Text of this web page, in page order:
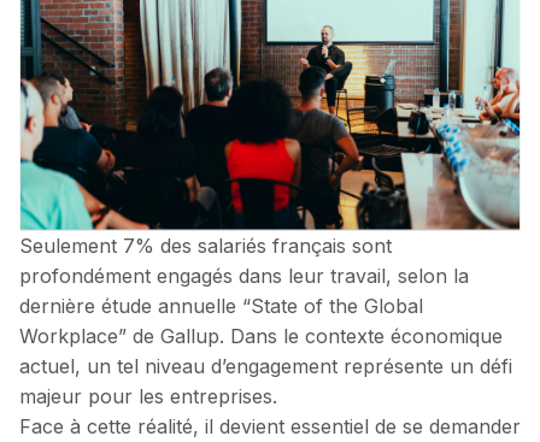
Seulement 7% des salariés français sont
profondément engagés dans leur travail, selon la
dernière étude annuelle “State of the Global
Workplace” de Gallup. Dans le contexte économique
actuel, un tel niveau d’engagement représente un défi
majeur pour les entreprises.
Face à cette réalité, il devient essentiel de se demander